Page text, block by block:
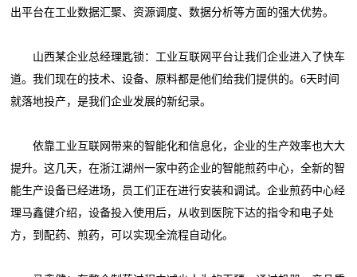
出平台在工业数据汇聚、资源调度、数据分析等方面的强大优势。
山西某企业总经理匙锁：工业互联网平台让我们企业进入了快车
道。我们现在的技术、设备、原料都是他们给我们提供的。6天时间
就落地投产，是我们企业发展的新纪录。
依靠工业互联网带来的智能化和信息化，企业的生产效率也大大
提升。这几天，在浙江湖州一家中药企业的智能煎药中心，全新的智
能生产设备已经进场，员工们正在进行安装和调试。企业煎药中心经
理马鑫健介绍，设备投入使用后，从收到医院下达的指令和电子处
方，到配药、煎药，可以实现全流程自动化。